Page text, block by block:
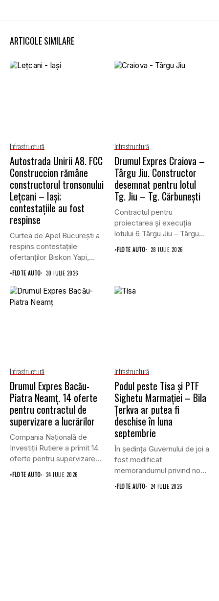
ARTICOLE SIMILARE
Infrastructură
Autostrada Unirii A8. FCC
Construccion rămâne
constructorul tronsonului
Lețcani – Iași;
contestațiile au fost
respinse
Curtea de Apel București a
respins contestațiile
ofertanților Biskon Yapi,
Straco și...
•FLOTE AUTO 30 IULIE 2026
Infrastructură
Drumul Expres Craiova –
Târgu Jiu. Constructor
desemnat pentru lotul
Tg. Jiu – Tg. Cărbunești
Contractul pentru
proiectarea și execuția
lotului 6 Târgu Jiu – Târgu
Cărbunești,...
•FLOTE AUTO 28 IULIE 2026
Infrastructură
Drumul Expres Bacău-
Piatra Neamț. 14 oferte
pentru contractul de
supervizare a lucrărilor
Compania Națională de
Investiții Rutiere a primit 14
oferte pentru supervizarea
lucrărilor...
•FLOTE AUTO 24 IULIE 2026
Infrastructură
Podul peste Tisa și PTF
Sighetu Marmației – Bila
Țerkva ar putea fi
deschise în luna
septembrie
În ședința Guvernului de joi a
fost modificat
memorandumul privind noul
punct...
•FLOTE AUTO 24 IULIE 2026